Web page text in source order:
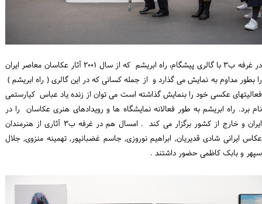
در غرفه ب۳ با گالری پیشگام، راه ابریشم که از سال ۲۰۰۱ آثار عکاسان معاصر ایران
را بطور مداوم به نمایش می گذارد و از جمله کسانی که در این گالری ( راه ابریشم )
فعالیتهای عکسی خود را بنمایش گذاشته است می توان از زنده یاد عباس کیارستمی
نام برد. راه ابریشم به طور فعالانه نمایشگاه ها و رویدادهای هنری عکاسان را در
ایران و خارج از کشور برگزار می کند . امسال هم در غرفه ب۳ آثاری از هنرمندان
عکاس ایرانی شادی قدیریان, ابراهیم نوروزی, جاسم غضبانپور, تهمینه منزوی, جلال
سپهر و بابک کاظمی حضور داشتند .